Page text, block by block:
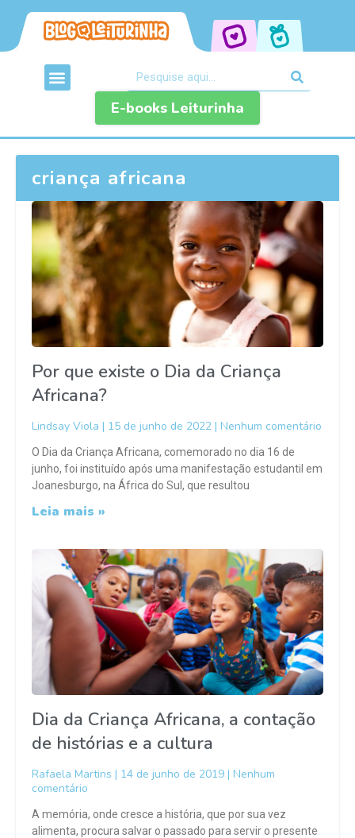
E-books Leiturinha
criança africana
Por que existe o Dia da Criança
Africana?
Lindsay Viola 15 de junho de 2022 Nenhum comentário
O Dia da Criança Africana, comemorado no dia 16 de
junho, foi instituído após uma manifestação estudantil em
Joanesburgo, na África do Sul, que resultou
Leia mais »
Dia da Criança Africana, a contação
de histórias e a cultura
Rafaela Martins 14 de junho de 2019
Nenhum
comentário
A memória, onde cresce a história, que por sua vez
alimenta, procura salvar o passado para servir o presente